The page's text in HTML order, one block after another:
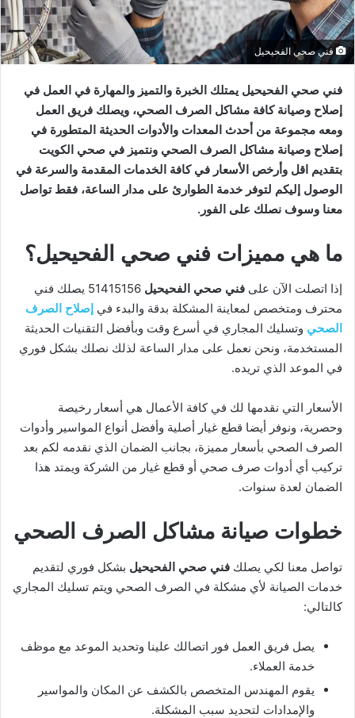
فني صحي الفحيحيل
فني صحي الفحيحيل يمتلك الخبرة والتميز والمهارة في العمل في
إصلاح وصيانة كافة مشاكل الصرف الصحي، ويصلك فريق العمل
ومعه مجموعة من أحدث المعدات والأدوات الحديثة المتطورة في
إصلاح وصيانة مشاكل الصرف الصحي ونتميز في صحي الكويت
بتقديم اقل وأرخص الأسعار في كافة الخدمات المقدمة والسرعة في
الوصول إليكم لتوفر خدمة الطوارئ على مدار الساعة، فقط تواصل
معنا وسوف نصلك على الفور.
ما هي مميزات فني صحي الفحيحيل؟
إذا اتصلت الآن على فني صحي الفحيحيل
51415156 يصلك فني
محترف ومتخصص لمعاينة المشكلة بدقة والبدء في إصلاح الصرف
الصحي وتسليك المجاري في أسرع وقت وبأفضل التقنيات الحديثة
المستخدمة، ونحن نعمل على مدار الساعة لذلك نصلك بشكل فوري
في الموعد الذي تريده.
الأسعار التي نقدمها لك في كافة الأعمال هي أسعار رخيصة
وحصرية، ونوفر أيضا قطع غيار أصلية وأفضل أنواع المواسير وأدوات
الصرف الصحي بأسعار مميزة، بجانب الضمان الذي نقدمه لكم بعد
تركيب أي أدوات صرف صحي أو قطع غيار من الشركة ويمتد هذا
الضمان لعدة سنوات.
خطوات صيانة مشاكل الصرف الصحي
تواصل معنا لكي يصلك فني صحي الفحيحيل بشكل فوري لتقديم
خدمات الصيانة لأي مشكلة في الصرف الصحي ويتم تسليك المجاري
كالتالي:
يصل فريق العمل فور اتصالك علينا وتحديد الموعد مع موظف
خدمة العملاء.
يقوم المهندس المتخصص بالكشف عن المكان والمواسير
والإمدادات لتحديد سبب المشكلة.